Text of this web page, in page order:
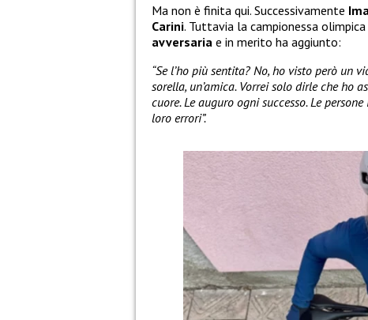
Ma non è finita qui. Successivamente
Carini. Tuttavia la campionessa
avversaria e in merito ha aggiunto:
“Se l’ho più sentita? No, ho visto però un
sorella, un’amica. Vorrei solo dirle che ho
cuore. Le auguro ogni successo. Le
loro errori”.